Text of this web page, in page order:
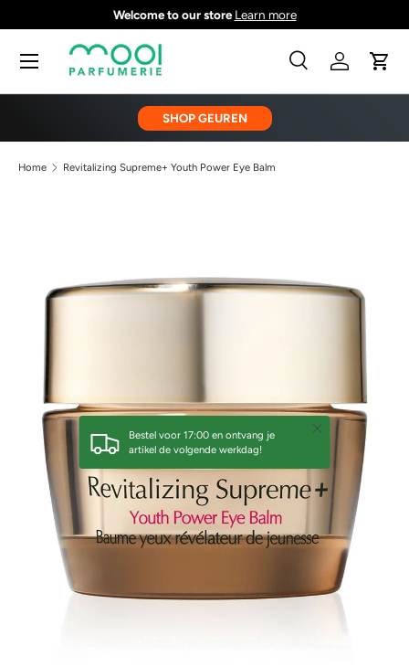
GA NAAR INHOUD
Welcome to our store Learn more
Zoeken
ZoekenInloggen
Menu
SHOP GEUREN
Home Revitalizing Supreme+ Youth Power Eye Balm
Bestel voor 17:00 en ontvang je
artikel de volgende werkdag!
Sluiten